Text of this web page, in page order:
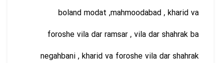
boland modat ,mahmoodabad , kharid va
foroshe vila dar ramsar , vila dar shahrak ba
negahbani , kharid va foroshe vila dar shahrak